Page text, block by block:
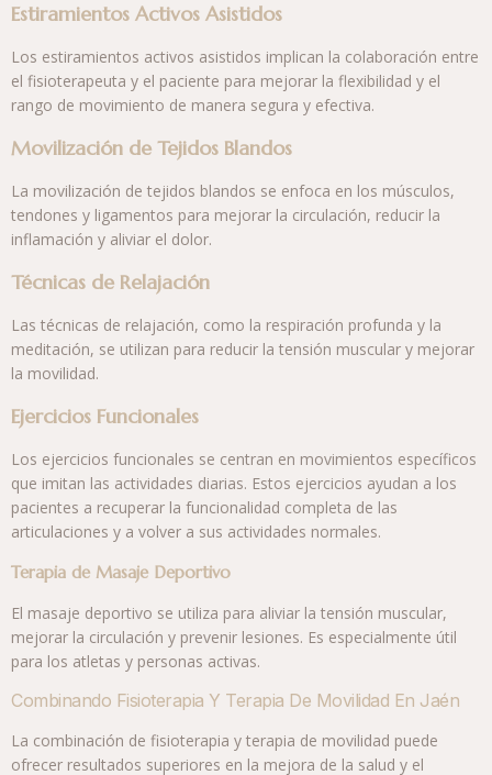
Estiramientos Activos Asistidos
Los estiramientos activos asistidos implican la colaboración entre
el fisioterapeuta y el paciente para mejorar la flexibilidad y el
rango de movimiento de manera segura y efectiva.
Movilización de Tejidos Blandos
La movilización de tejidos blandos se enfoca en los músculos,
tendones y ligamentos para mejorar la circulación, reducir la
inflamación y aliviar el dolor.
Técnicas de Relajación
Las técnicas de relajación, como la respiración profunda y la
meditación, se utilizan para reducir la tensión muscular y mejorar
la movilidad.
Ejercicios Funcionales
Los ejercicios funcionales se centran en movimientos específicos
que imitan las actividades diarias. Estos ejercicios ayudan a los
pacientes a recuperar la funcionalidad completa de las
articulaciones y a volver a sus actividades normales.
Terapia de Masaje Deportivo
El masaje deportivo se utiliza para aliviar la tensión muscular,
mejorar la circulación y prevenir lesiones. Es especialmente útil
para los atletas y personas activas.
Combinando Fisioterapia Y Terapia De Movilidad En Jaén
La combinación de fisioterapia y terapia de movilidad puede
ofrecer resultados superiores en la mejora de la salud y el